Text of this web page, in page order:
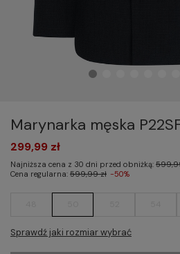
Marynarka męska
Sprawdź jaki rozmiar wybrać
299,99 zł
Najniższa cena z 30 dni przed obniżką:
Cena regularna: 599,99 zł -50%